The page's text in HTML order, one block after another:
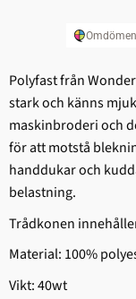
Polyfast från
stark och känns
maskinbroderi och
för att motstå
handdukar och
belastning.
Trådkonen
Material: 100%
Vikt: 40wt